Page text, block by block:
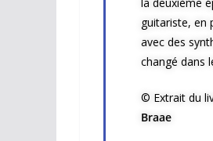
guitariste, en
avec des
changé dans
© Extrait du
Braae